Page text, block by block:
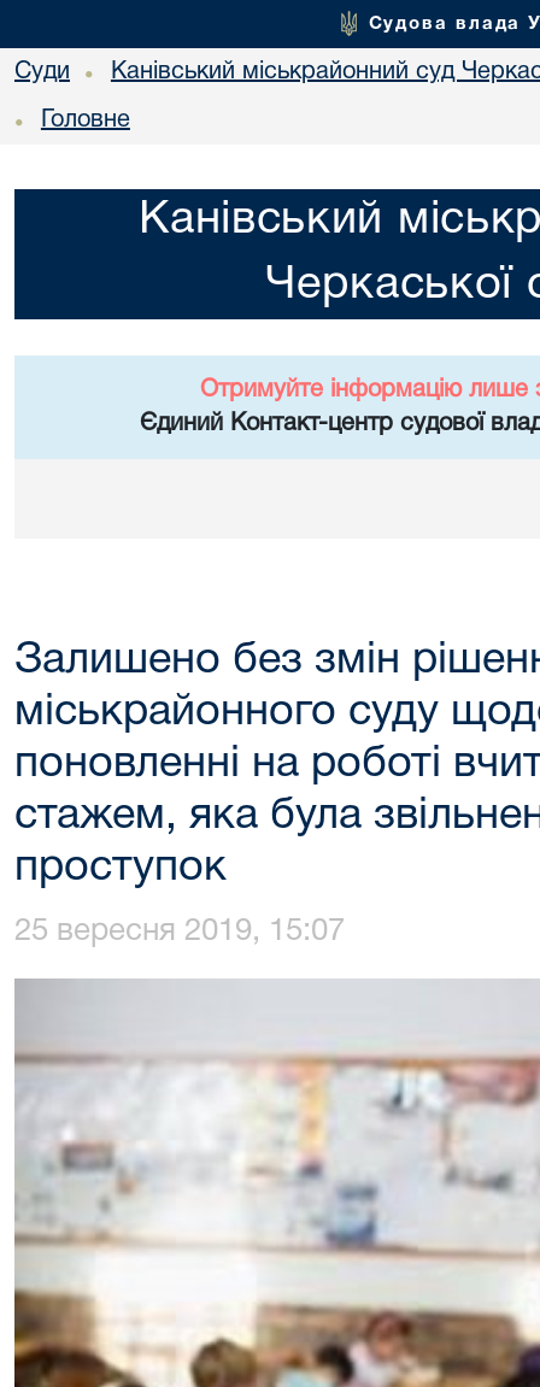
Судова влада
Суди • Канівський міськрайонний суд
• Головне
Канівський
Черкаської
Отримуйте інформацію лише
Єдиний Контакт-центр судової
Залишено без змін
міськрайонного суду
поновленні на роботі
стажем, яка була
проступок
25 вересня 2019, 15:07